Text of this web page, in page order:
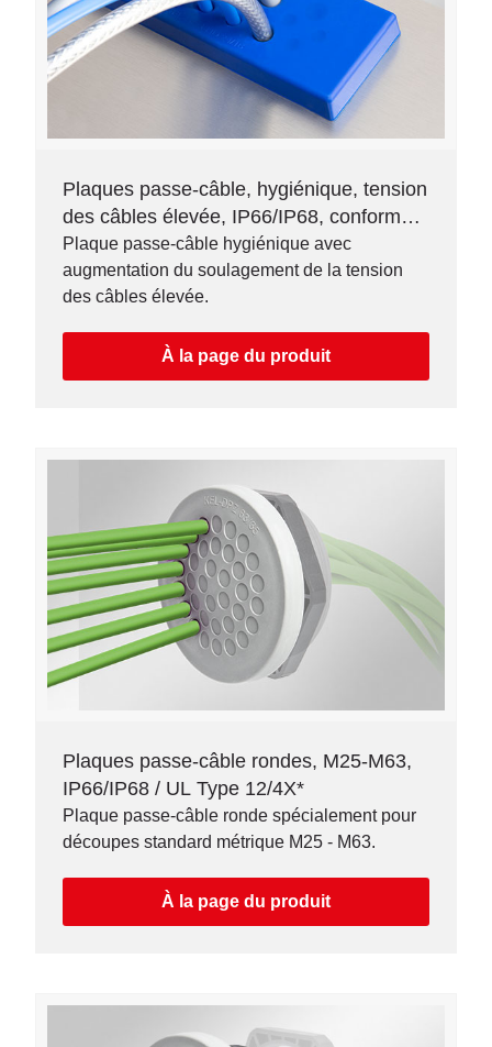
Plaques passe-câble, hygiénique, tension
des câbles élevée, IP66/IP68, conforme à
la FDA
Plaque passe-câble hygiénique avec
augmentation du soulagement de la tension
des câbles élevée.
À la page du produit
Plaques passe-câble rondes, M25-M63,
IP66/IP68 / UL Type 12/4X*
Plaque passe-câble ronde spécialement pour
découpes standard métrique M25 - M63.
À la page du produit